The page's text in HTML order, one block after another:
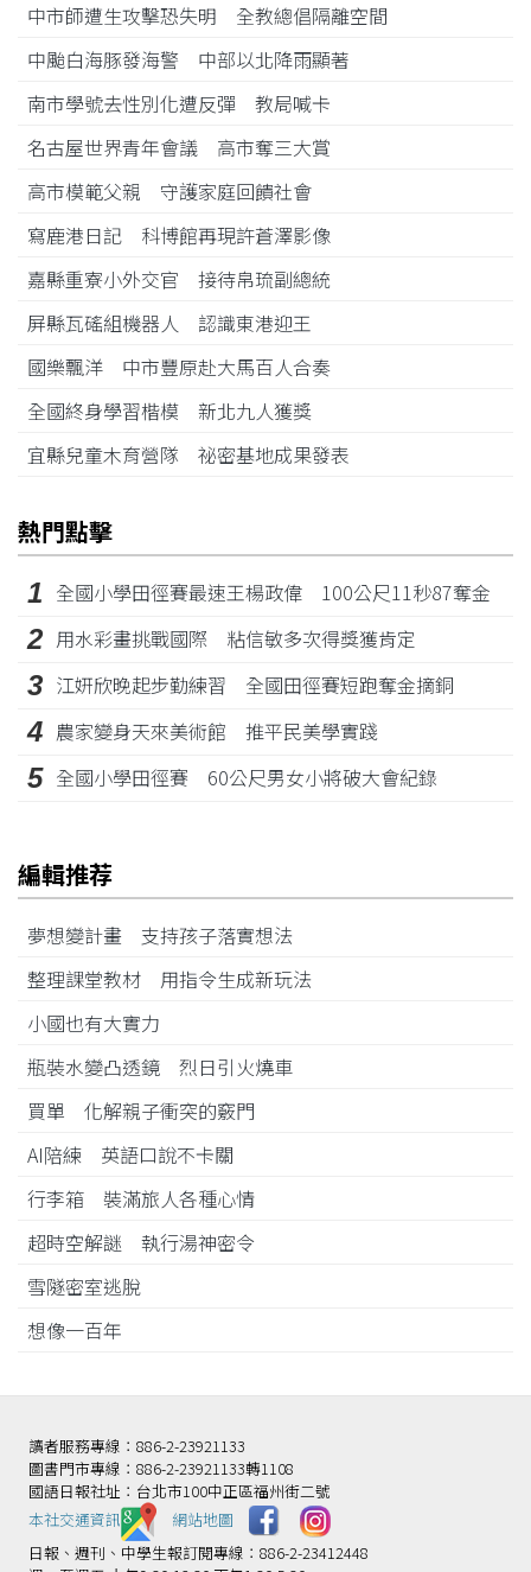
中市師遭生攻擊恐失明 全教總倡隔離空間
中颱白海豚發海警 中部以北降雨顯著
南市學號去性別化遭反彈 教局喊卡
名古屋世界青年會議 高市奪三大賞
高市模範父親 守護家庭回饋社會
寫鹿港日記 科博館再現許蒼澤影像
嘉縣重寮小外交官 接待帛琉副總統
屏縣瓦磘組機器人 認識東港迎王
國樂飄洋 中市豐原赴大馬百人合奏
全國終身學習楷模 新北九人獲獎
宜縣兒童木育營隊 祕密基地成果發表
熱門點擊
1 全國小學田徑賽最速王楊政偉 100公尺11秒87奪金
2 用水彩畫挑戰國際 粘信敏多次得獎獲肯定
3 江姸欣晚起步勤練習 全國田徑賽短跑奪金摘銅
4 農家變身天來美術館 推平民美學實踐
5 全國小學田徑賽 60公尺男女小將破大會紀錄
編輯推荐
夢想變計畫 支持孩子落實想法
整理課堂教材 用指令生成新玩法
小國也有大實力
瓶裝水變凸透鏡 烈日引火燒車
買單 化解親子衝突的竅門
AI陪練 英語口說不卡關
行李箱 裝滿旅人各種心情
超時空解謎 執行湯神密令
雪隧密室逃脫
想像一百年
讀者服務專線：886-2-23921133
圖書門市專線：886-2-23921133轉1108
國語日報社址：台北市100中正區福州街二號
本社交通資訊️
網站地圖
日報、週刊、中學生報訂閱專線：886-2-23412448